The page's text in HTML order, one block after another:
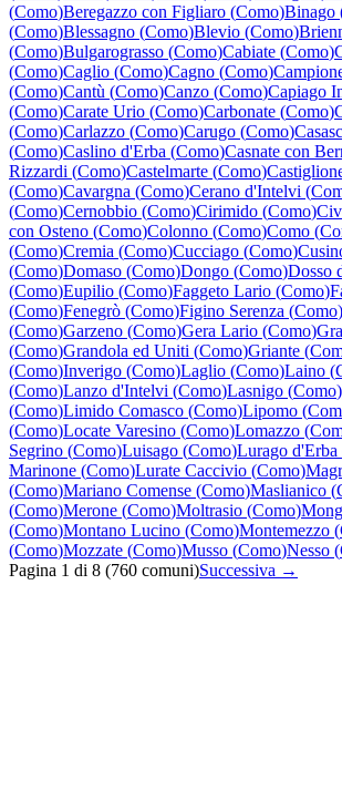
(Como)Beregazzo con Figliaro (Como)Binago
(Como)Blessagno (Como)Blevio (Como)
(Como)Bulgarograsso (Como)Cabiate (Como)
(Como)Caglio (Como)Cagno (Como)
(Como)Cantù (Como)Canzo (Como)Capiago
(Como)Carate Urio (Como)Carbonate (Como)
(Como)Carlazzo (Como)Carugo (Como)
(Como)Caslino d'Erba (Como)Casnate con
Rizzardi (Como)Castelmarte (Como)
(Como)Cavargna (Como)Cerano d'Intelvi (
(Como)Cernobbio (Como)Cirimido (Como)
con Osteno (Como)Colonno (Como)Como (
(Como)Cremia (Como)Cucciago (Como)
(Como)Domaso (Como)Dongo (Como)Dosso
(Como)Eupilio (Como)Faggeto Lario (Como)
(Como)Fenegrò (Como)Figino Serenza (Como)
(Como)Garzeno (Como)Gera Lario (Como)
(Como)Grandola ed Uniti (Como)Griante (
(Como)Inverigo (Como)Laglio (Como)Laino (
(Como)Lanzo d'Intelvi (Como)Lasnigo (Como)
(Como)Limido Comasco (Como)Lipomo (
(Como)Locate Varesino (Como)Lomazzo (
Segrino (Como)Luisago (Como)Lurago d'Erba
Marinone (Como)Lurate Caccivio (Como)
(Como)Mariano Comense (Como)Maslianico (
(Como)Merone (Como)Moltrasio (Como)
(Como)Montano Lucino (Como)Montemezzo (
(Como)Mozzate (Como)Musso (Como)Nesso (
Pagina 1 di 8 (760 comuni)Successiva →